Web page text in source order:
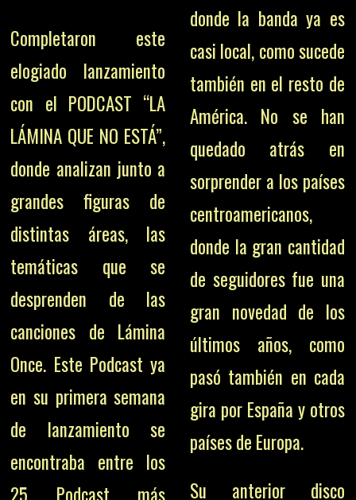
Completaron este
elogiado lanzamiento
con el PODCAST “LA
LÁMINA QUE NO ESTÁ”,
donde analizan junto a
grandes figuras de
distintas áreas, las
temáticas que se
desprenden de las
canciones de Lámina
Once. Este Podcast ya
en su primera semana
de lanzamiento se
encontraba entre los
donde la banda ya es
casi local, como sucede
también en el resto de
América. No se han
quedado atrás en
sorprender a los países
centroamericanos,
donde la gran cantidad
de seguidores fue una
gran novedad de los
últimos años, como
pasó también en cada
gira por España y otros
países de Europa.
Su anterior disco